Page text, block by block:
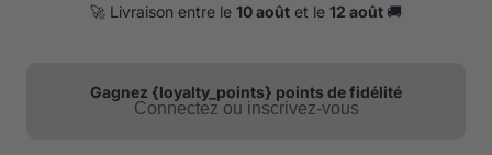
🚀 Livraison entre le 10 août et le 12 août 🚚
Gagnez {loyalty_points} points de fidélité
Connectez ou inscrivez-vous